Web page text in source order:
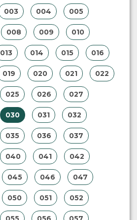
003 004 005
008 009 010
013 014 015 016
019 020 021 022
025 026 027
030 031 032
035 036 037
040 041 042
045 046 047
050 051 052